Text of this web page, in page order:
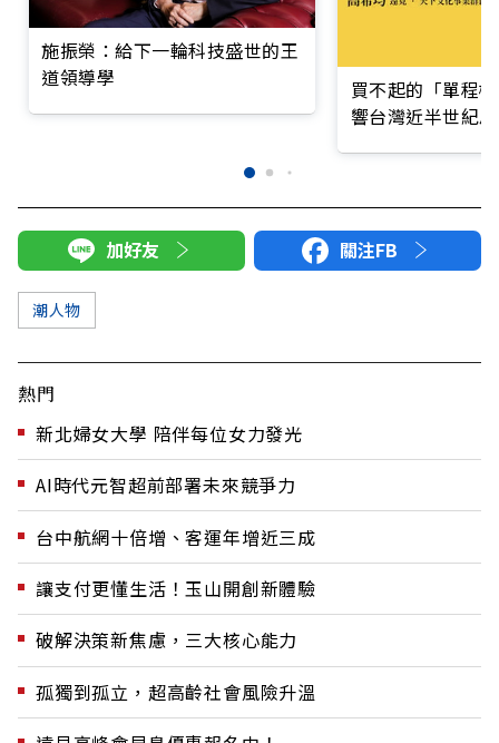
施振榮：給下一輪科技盛世的王
道領導學
買不起的「單程
響台灣近半世紀
加好友 關注FB
潮人物
熱門
新北婦女大學 陪伴每位女力發光
AI時代元智超前部署未來競爭力
台中航網十倍增、客運年增近三成
讓支付更懂生活！玉山開創新體驗
破解決策新焦慮，三大核心能力
孤獨到孤立，超高齡社會風險升溫